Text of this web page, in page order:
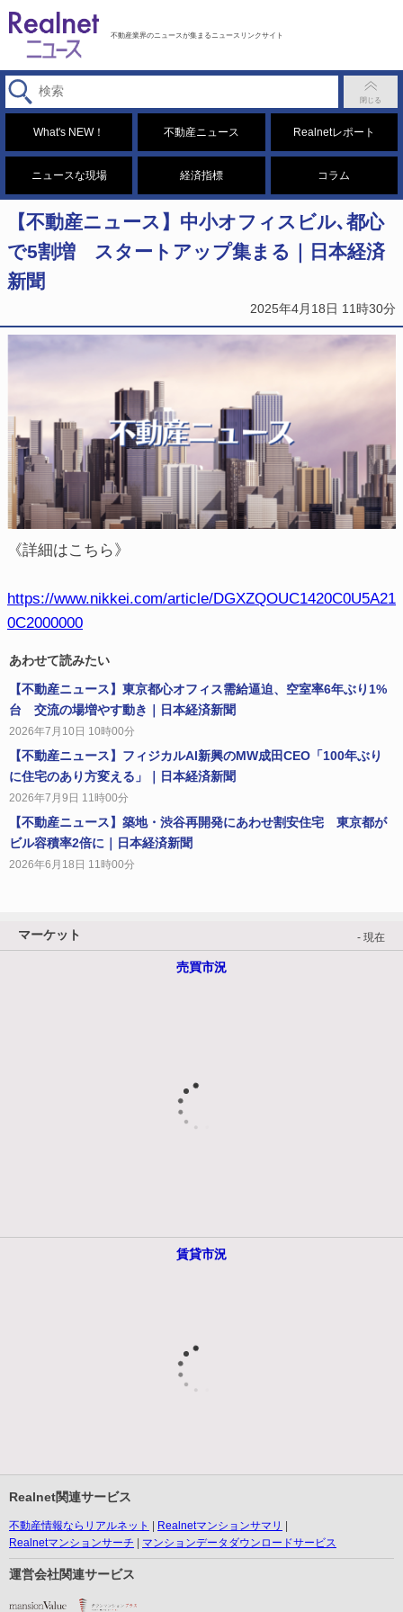
不動産業界のニュースが集まるニュースリンクサイト
What's NEW！ 不動産ニュース Realnetレポート
ニュースな現場 経済指標 コラム
【不動産ニュース】中小オフィスビル､都心
で5割増 スタートアップ集まる｜日本経済
新聞
2025年4月18日 11時30分
《詳細はこちら》
https://www.nikkei.com/article/DGXZQOUC1420C0U5A21
0C2000000
あわせて読みたい
【不動産ニュース】東京都心オフィス需給逼迫、空室率6年ぶり1%
台 交流の場増やす動き｜日本経済新聞
2026年7月10日 10時00分
【不動産ニュース】フィジカルAI新興のMW成田CEO「100年ぶり
に住宅のあり方変える」｜日本経済新聞
2026年7月9日 11時00分
【不動産ニュース】築地・渋谷再開発にあわせ割安住宅 東京都が
ビル容積率2倍に｜日本経済新聞
2026年6月18日 11時00分
マーケット - 現在
売買市況
賃貸市況
Realnet関連サービス
不動産情報ならリアルネット
Realnetマンションサマリ
Realnetマンションサーチ
マンションデータダウンロードサービス
運営会社関連サービス